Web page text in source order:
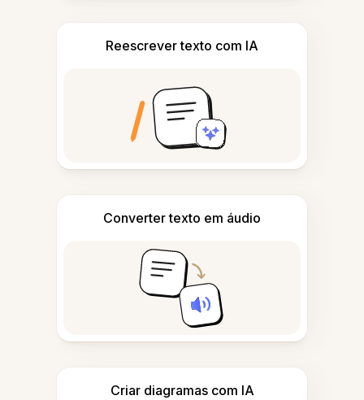
Reescrever texto com IA
Converter texto em áudio
Criar diagramas com IA